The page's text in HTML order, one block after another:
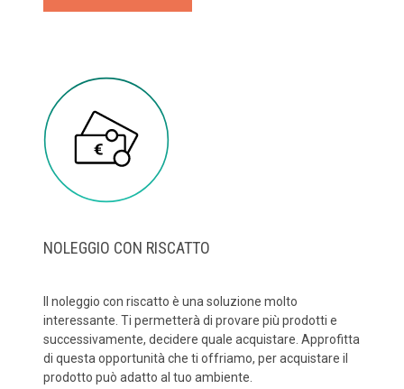
NOLEGGIO CON RISCATTO
Il noleggio con riscatto è una soluzione molto
interessante. Ti permetterà di provare più prodotti e
successivamente, decidere quale acquistare. Approfitta
di questa opportunità che ti offriamo, per acquistare il
prodotto può adatto al tuo ambiente.